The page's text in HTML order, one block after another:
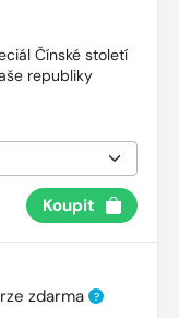
Čínské století
republiky
Koupit
zdarma ?